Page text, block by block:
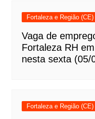
Fortaleza e Região (CE)
Vaga de
Fortaleza RH
nesta sexta (05/
Fortaleza e Região (CE)